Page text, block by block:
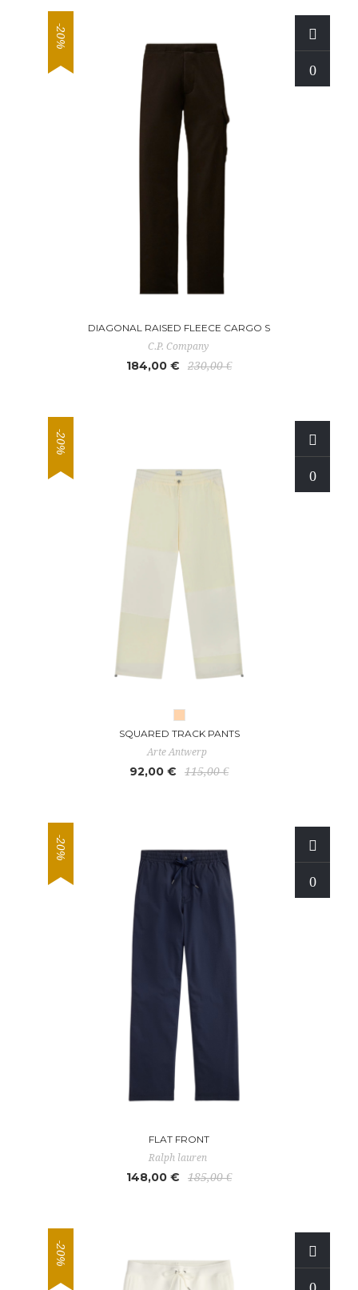
-20%
DIAGONAL RAISED FLEECE CARGO S
C.P. Company
184,00 € 230,00 €
-20%
SQUARED TRACK PANTS
Arte Antwerp
92,00 € 115,00 €
-20%
FLAT FRONT
Ralph lauren
148,00 € 185,00 €
-20%